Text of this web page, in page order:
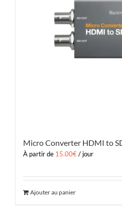
Micro Converter HDMI to
À partir de 15.00€/ jour
Ajouter au panier